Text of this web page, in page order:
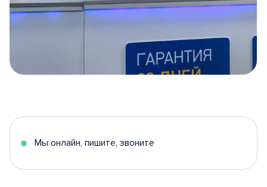
5
Мы онлайн, пишите, звоните